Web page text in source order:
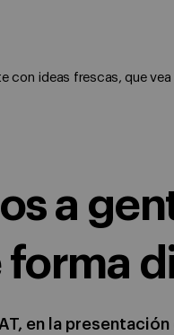
con ideas frescas, que
a
forma
en la